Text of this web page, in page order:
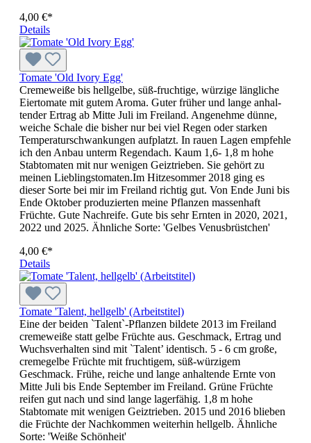
4,00 €*
Details
Tomate 'Old Ivory Egg'
Cremeweiße bis hellgelbe, süß-fruchtige, würzige längliche
Eier­tomate mit gutem Aroma. Guter früher und lange anhal­
tender Ertrag ab Mitte Juli im Freiland. Angenehme dünne,
weiche Schale die bisher nur bei viel Regen oder starken
Temperaturschwankungen aufplatzt. In rauen Lagen empfehle
ich den Anbau unterm Regendach. Kaum 1,6- 1,8 m hohe
Stabtomaten mit nur wenigen Geiz­trieben. Sie gehört zu
meinen Lieblingstomaten.Im Hitzesommer 2018 ging es
dieser Sorte bei mir im Freiland richtig gut. Von Ende Juni bis
Ende Oktober produzierten meine Pflanzen massenhaft
Früchte. Gute Nachreife. Gute bis sehr Ernten in 2020, 2021,
2022 und 2025. Ähnliche Sorte: 'Gelbes Venus­brüstchen'
4,00 €*
Details
Tomate 'Talent, hellgelb' (Arbeitstitel)
Eine der beiden `Talent`-Pflanzen bildete 2013 im Freiland
creme­weiße statt gelbe Früchte aus. Geschmack, Ertrag und
Wuchs­ver­halten sind mit `Talent’ identisch. 5 - 6 cm große,
cremegelbe Früch­te mit fruchtigem, süß-würzigem
Geschmack. Frühe, reiche und lan­ge anhaltende Ernte von
Mitte Juli bis Ende September im Freiland. Grüne Früch­te
reifen gut nach und sind lange lagerfähig. 1,8 m hohe
Stabtomate mit wenigen Geiztrieben. 2015 und 2016 blieben
die Früchte der Nachkommen weiterhin hellgelb. Ähnliche
Sorte: 'Weiße Schönheit'